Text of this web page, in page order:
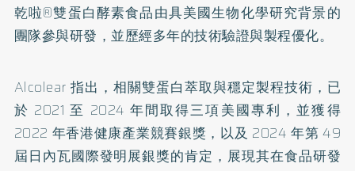
乾啦®雙蛋白酵素食品由具美國生物化學研究背景的
團隊參與研發，並歷經多年的技術驗證與製程優化。
Alcolear 指出，相關雙蛋白萃取與穩定製程技術，已
於 2021 至 2024 年間取得三項美國專利，並獲得
2022 年香港健康產業競賽銀獎，以及 2024 年第 49
屆日內瓦國際發明展銀獎的肯定，展現其在食品研發